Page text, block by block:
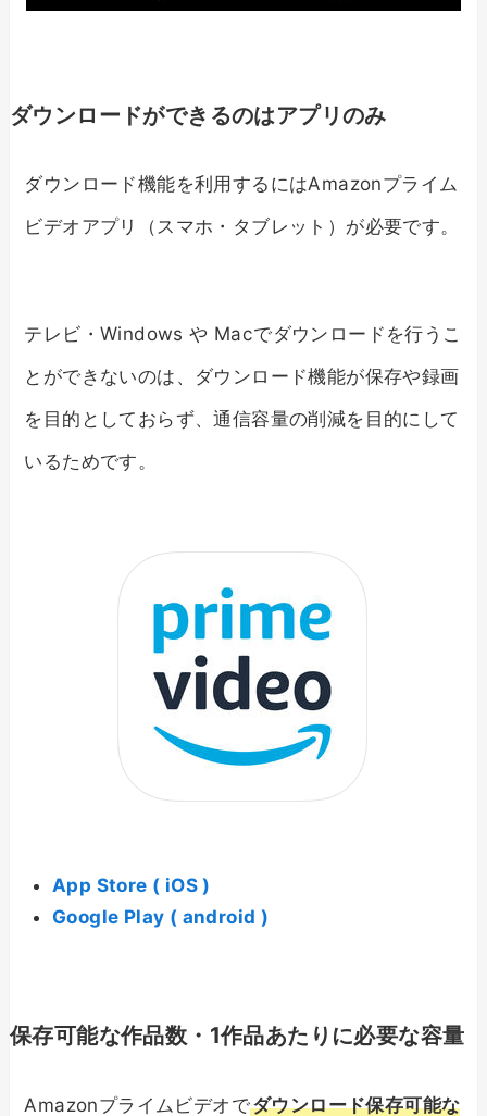
ダウンロードができるのはアプリのみ
ダウンロード機能を利用するにはAmazonプライム
ビデオアプリ（スマホ・タブレット）が必要です。
テレビ・Windows や Macでダウンロードを行うこ
とができないのは、ダウンロード機能が保存や録画
を目的としておらず、通信容量の削減を目的にして
いるためです。
App Store ( iOS )
Google Play ( android )
保存可能な作品数・1作品あたりに必要な容量
Amazonプライムビデオでダウンロード保存可能な